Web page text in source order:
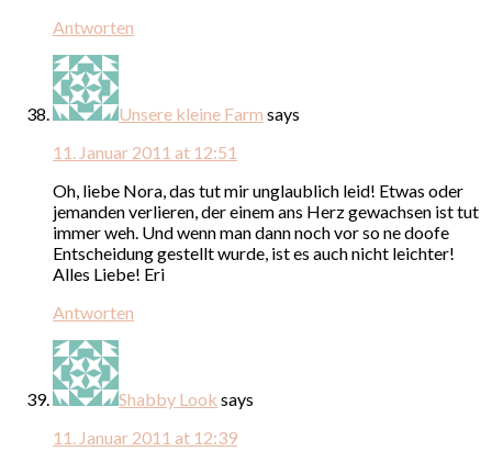
Antworten
Unsere kleine Farm says
11. Januar 2011 at 12:51
Oh, liebe Nora, das tut mir unglaublich leid! Etwas oder
jemanden verlieren, der einem ans Herz gewachsen ist tut
immer weh. Und wenn man dann noch vor so ne doofe
Entscheidung gestellt wurde, ist es auch nicht leichter!
Alles Liebe! Eri
Antworten
Shabby Look says
11. Januar 2011 at 12:39